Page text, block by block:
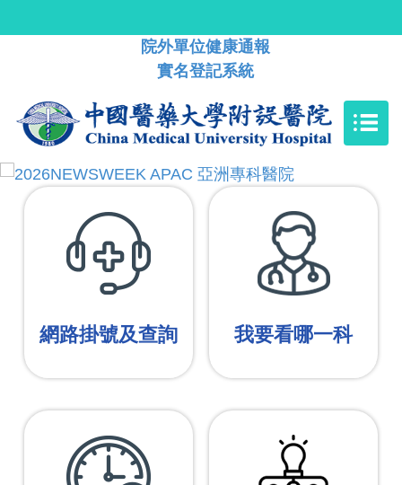
院外單位健康通報
實名登記系統
網路掛號及查詢 我要看哪一科